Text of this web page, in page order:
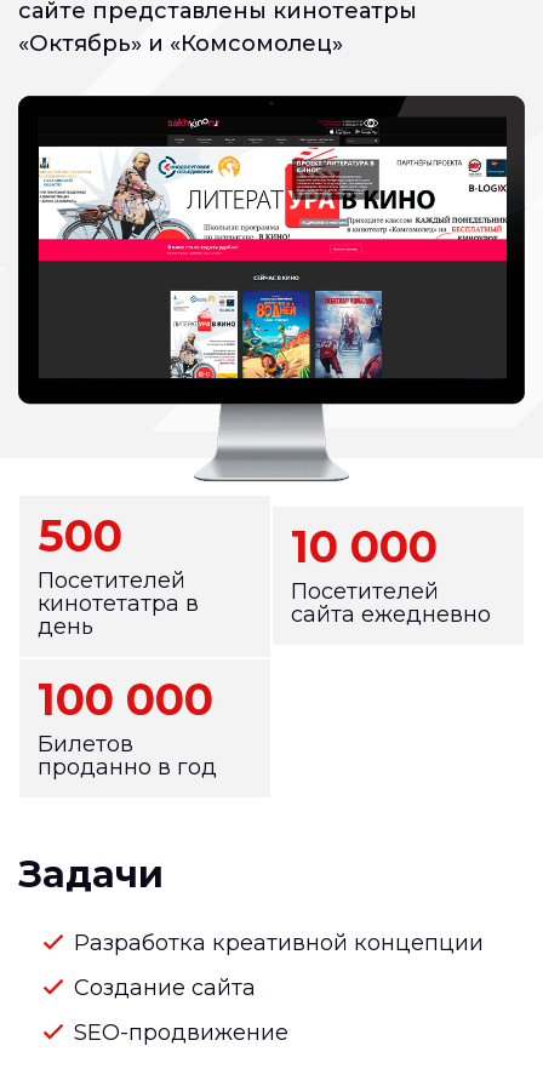
сайте представлены кинотеатры
«Октябрь» и «Комсомолец»
500
Посетителей
кинотетатра в
день
10 000
Посетителей
сайта ежедневно
100 000
Билетов
проданно в год
Задачи
Разработка креативной концепции
Создание сайта
SEO-продвижение